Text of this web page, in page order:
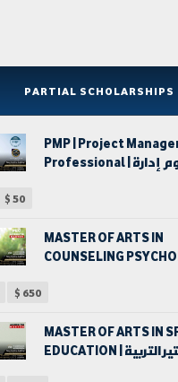
PARTIAL SCHOLARSHIPS
PMP | Project
Professional | دبلوم إدارة
$50
MASTER OF ARTS IN
COUNSELING
$650
MASTER OF ARTS IN
EDUCATION | ماجستير التربية